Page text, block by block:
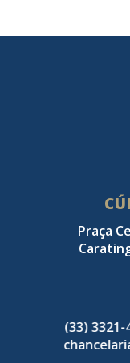
Praça
(33)